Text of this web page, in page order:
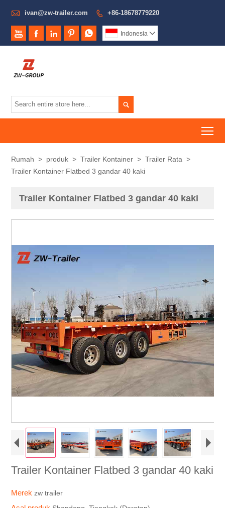
 ivan@zw-trailer.com  +86-18678779220
     Indonesia 

Rumah > produk > Trailer Kontainer > Trailer Rata >
Trailer Kontainer Flatbed 3 gandar 40 kaki
Trailer Kontainer Flatbed 3 gandar 40 kaki
Trailer Kontainer Flatbed 3 gandar 40 kaki
Merekzw trailer